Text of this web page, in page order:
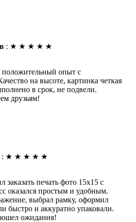
: ★ ★ ★ ★ ★
опыт с
на высоте, картинка четкая
в срок, не подвели.
друзьям!
: ★ ★ ★ ★ ★
печать фото 15х15 с
оказался простым и удобным.
выбрал рамку, оформил
быстро и аккуратно упаковали.
ожидания!